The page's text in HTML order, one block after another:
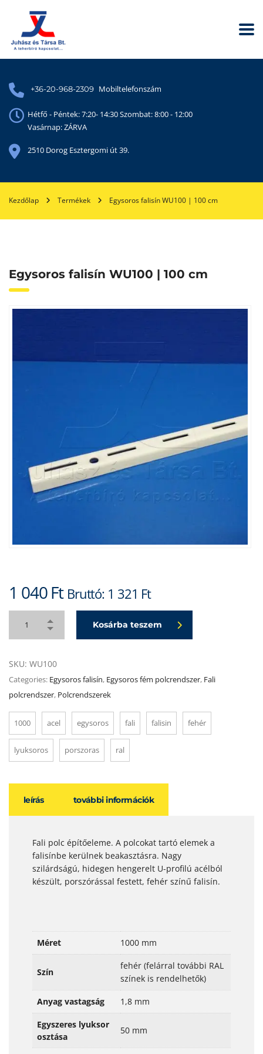
+36-20-968-2309 Mobiltelefonszám
Hétfő - Péntek: 7:20- 14:30 Szombat: 8:00 - 12:00
Vasárnap: ZÁRVA
2510 Dorog Esztergomi út 39.
Kezdőlap Termékek Egysoros falisín WU100 | 100 cm
Egysoros falisín WU100 | 100 cm
1 040Ft Bruttó: 1 321 Ft
Kosárba teszem
SKU: WU100
Categories: Egysoros falisín, Egysoros fém polcrendszer, Fali
polcrendszer, Polcrendszerek
1000 acel egysoros fali falisin fehér
lyuksoros porszoras ral
leírás további információk
Fali polc építőeleme. A polcokat tartó elemek a
falisínbe kerülnek beakasztásra. Nagy
szilárdságú, hidegen hengerelt U-profilú acélból
készült, porszórással festett, fehér színű falisín.
Méret 1000 mm
Szín
fehér (felárral további RAL
színek is rendelhetők)
Anyag vastagság 1,8 mm
Egyszeres lyuksor
osztása
50 mm